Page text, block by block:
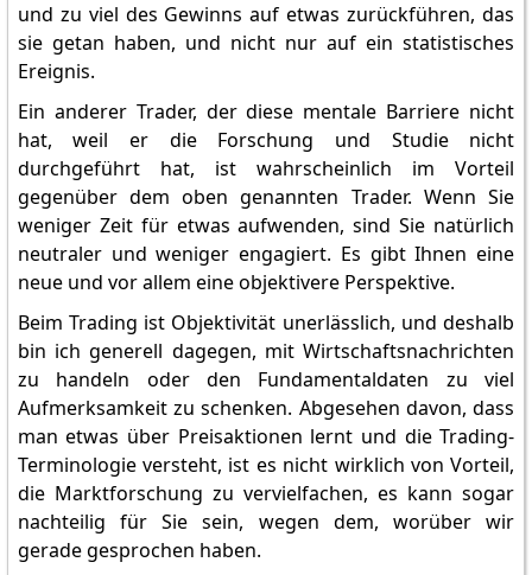
und zu viel des Gewinns auf etwas zurückführen, das
sie getan haben, und nicht nur auf ein statistisches
Ereignis.
Ein anderer Trader, der diese mentale Barriere nicht
hat, weil er die Forschung und Studie nicht
durchgeführt hat, ist wahrscheinlich im Vorteil
gegenüber dem oben genannten Trader. Wenn Sie
weniger Zeit für etwas aufwenden, sind Sie natürlich
neutraler und weniger engagiert. Es gibt Ihnen eine
neue und vor allem eine objektivere Perspektive.
Beim Trading ist Objektivität unerlässlich, und deshalb
bin ich generell dagegen, mit Wirtschaftsnachrichten
zu handeln oder den Fundamentaldaten zu viel
Aufmerksamkeit zu schenken. Abgesehen davon, dass
man etwas über Preisaktionen lernt und die Trading-
Terminologie versteht, ist es nicht wirklich von Vorteil,
die Marktforschung zu vervielfachen, es kann sogar
nachteilig für Sie sein, wegen dem, worüber wir
gerade gesprochen haben.